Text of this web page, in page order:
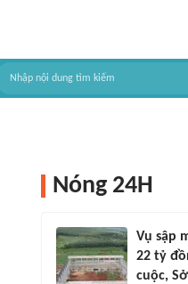
Nóng 24H
Vụ sập
22 tỷ
cuộc,